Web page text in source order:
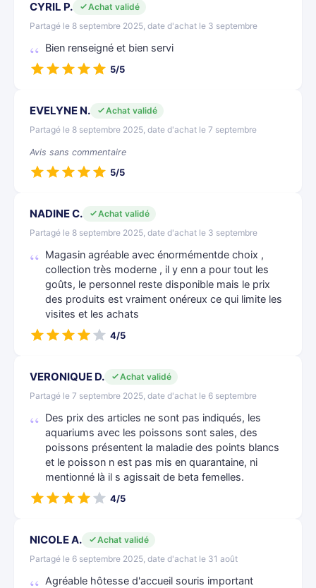
CYRIL P.
Achat validé
Partagé le 8 septembre 2025, date d'achat le 3 septembre
Bien renseigné et bien servi
5/5
EVELYNE N.
Achat validé
Partagé le 8 septembre 2025, date d'achat le 7 septembre
Avis sans commentaire
5/5
NADINE C.
Achat validé
Partagé le 8 septembre 2025, date d'achat le 3 septembre
Magasin agréable avec énormémentde choix ,
collection très moderne , il y enn a pour tout les
goûts, le personnel reste disponible mais le prix
des produits est vraiment onéreux ce qui limite les
visites et les achats
4/5
VERONIQUE D.
Achat validé
Partagé le 7 septembre 2025, date d'achat le 6 septembre
Des prix des articles ne sont pas indiqués, les
aquariums avec les poissons sont sales, des
poissons présentent la maladie des points blancs
et le poisson n est pas mis en quarantaine, ni
mentionné là il s agissait de beta femelles.
4/5
NICOLE A.
Achat validé
Partagé le 6 septembre 2025, date d'achat le 31 août
Agréable hôtesse d'accueil souris important